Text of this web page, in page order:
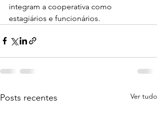
integram a cooperativa como
estagiários e funcionários.
Posts recentes Ver tudo